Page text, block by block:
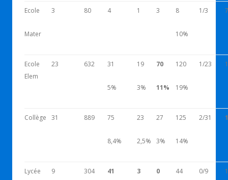
Ecole
Mater
3 80 4 1 3 8
10%
1/3
Ecole
Elem
23 632 31
5%
19
3%
70
11%
120
19%
1/23
Collège 31 889 75
8,4%
23
2,5%
27
3%
125
14%
2/31
Lycée
9 304 41 3 0 44 0/9